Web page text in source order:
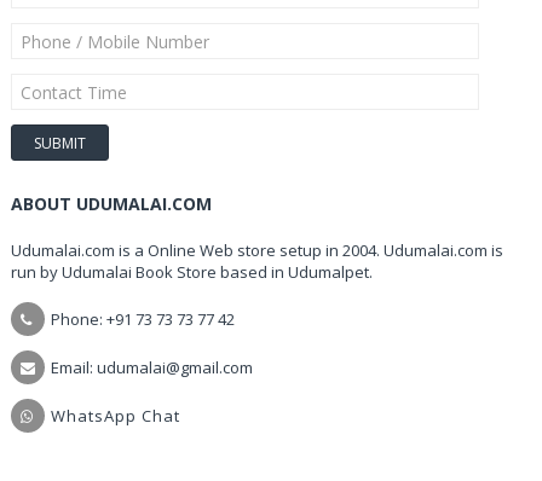
ABOUT UDUMALAI.COM
Udumalai.com is a Online Web store setup in 2004. Udumalai.com is
run by Udumalai Book Store based in Udumalpet.
Phone: +91 73 73 73 77 42
Email: udumalai@gmail.com
WhatsApp Chat